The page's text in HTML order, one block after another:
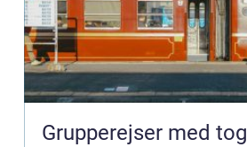
Grupperejser med tog